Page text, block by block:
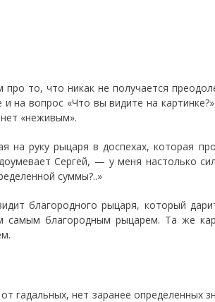
то, что никак не получается
на вопрос «Что вы видите на
«неживым».
на руку рыцаря в доспехах, которая
Сергей, — у меня настолько
суммы?..»
благородного рыцаря, который
благородным рыцарем. Та же
гадальных, нет заранее определенных